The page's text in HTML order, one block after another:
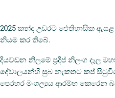
2025 කන්ද උඩරට ඓතිහාසික ඇසළ
නියම කර තිබේ.
දියවඩන නිලමේ ප්‍රදීප් නිලංග දෑල
දේවාලයන්හි සුබ නැකතට කප්
පෙරහර මංගල්‍යය ආරම්භ කෙරෙන